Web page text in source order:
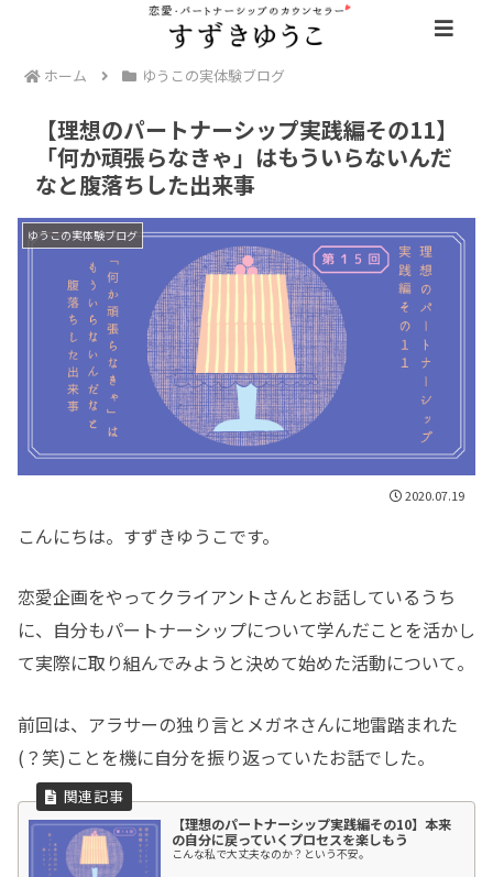
ホーム ゆうこの実体験ブログ
【理想のパートナーシップ実践編その11】
「何か頑張らなきゃ」はもういらないんだ
なと腹落ちした出来事
ゆうこの実体験ブログ
2020.07.19
こんにちは。すずきゆうこです。
恋愛企画をやってクライアントさんとお話しているうち
に、自分もパートナーシップについて学んだことを活かし
て実際に取り組んでみようと決めて始めた活動について。
前回は、アラサーの独り言とメガネさんに地雷踏まれた
(？笑)ことを機に自分を振り返っていたお話でした。
【理想のパートナーシップ実践編その10】本来
の自分に戻っていくプロセスを楽しもう
こんな私で大丈夫なのか？という不安。